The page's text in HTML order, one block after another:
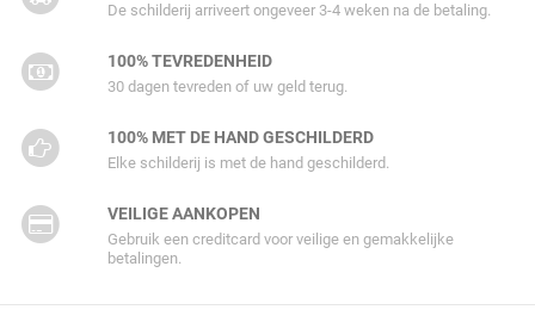
De schilderij arriveert ongeveer 3-4 weken na de betaling.
100% TEVREDENHEID
30 dagen tevreden of uw geld terug.
100% MET DE HAND GESCHILDERD
Elke schilderij is met de hand geschilderd.
VEILIGE AANKOPEN
Gebruik een creditcard voor veilige en gemakkelijke
betalingen.